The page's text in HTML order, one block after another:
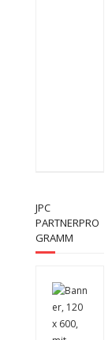
JPC
PARTNERPRO
GRAMM